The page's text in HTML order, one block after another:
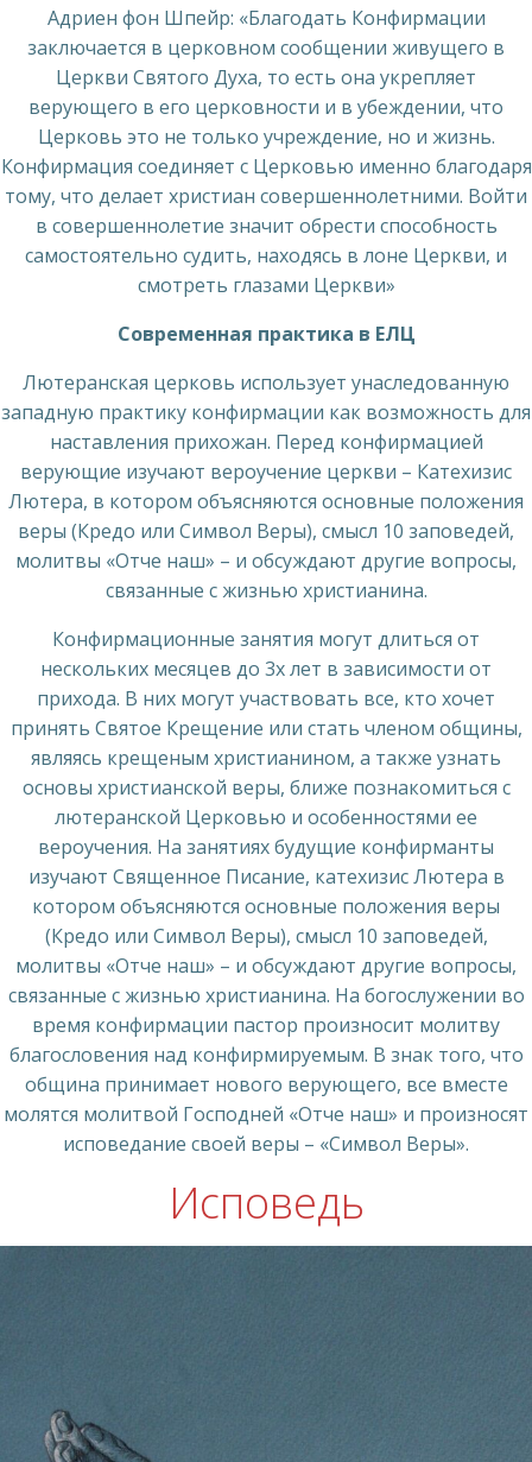
Адриен фон Шпейр: «Благодать Конфирмации
заключается в церковном сообщении живущего в
Церкви Святого Духа, то есть она укрепляет
верующего в его церковности и в убеждении, что
Церковь это не только учреждение, но и жизнь.
Конфирмация соединяет с Церковью именно благодаря
тому, что делает христиан совершеннолетними. Войти
в совершеннолетие значит обрести способность
самостоятельно судить, находясь в лоне Церкви, и
смотреть глазами Церкви»
Современная практика в ЕЛЦ
Лютеранская церковь использует унаследованную
западную практику конфирмации как возможность для
наставления прихожан. Перед конфирмацией
верующие изучают вероучение церкви – Катехизис
Лютера, в котором объясняются основные положения
веры (Кредо или Символ Веры), смысл 10 заповедей,
молитвы «Отче наш» – и обсуждают другие вопросы,
связанные с жизнью христианина.
Конфирмационные занятия могут длиться от
нескольких месяцев до 3х лет в зависимости от
прихода. В них могут участвовать все, кто хочет
принять Святое Крещение или стать членом общины,
являясь крещеным христианином, а также узнать
основы христианской веры, ближе познакомиться с
лютеранской Церковью и особенностями ее
вероучения. На занятиях будущие конфирманты
изучают Священное Писание, катехизис Лютера в
котором объясняются основные положения веры
(Кредо или Символ Веры), смысл 10 заповедей,
молитвы «Отче наш» – и обсуждают другие вопросы,
связанные с жизнью христианина. На богослужении во
время конфирмации пастор произносит молитву
благословения над конфирмируемым. В знак того, что
община принимает нового верующего, все вместе
молятся молитвой Господней «Отче наш» и произносят
исповедание своей веры – «Символ Веры».
Исповедь